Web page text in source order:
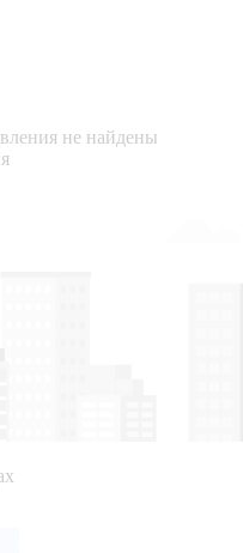
не найдены